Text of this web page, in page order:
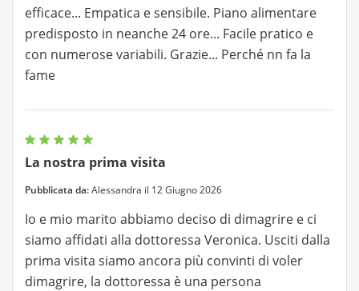
efficace... Empatica e sensibile. Piano alimentare
predisposto in neanche 24 ore... Facile pratico e
con numerose variabili. Grazie... Perché nn fa la
fame
La nostra prima visita
Pubblicata da:Alessandra il 12 Giugno 2026
Io e mio marito abbiamo deciso di dimagrire e ci
siamo affidati alla dottoressa Veronica. Usciti dalla
prima visita siamo ancora più convinti di voler
dimagrire, la dottoressa è una persona